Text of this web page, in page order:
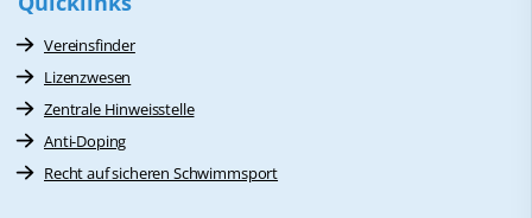
Vereinsfinder
Lizenzwesen
Zentrale Hinweisstelle
Anti-Doping
Recht auf sicheren Schwimmsport